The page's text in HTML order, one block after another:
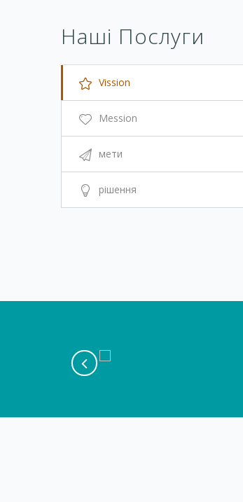
Наші Послуги
Vission
Mession
мети
рішення